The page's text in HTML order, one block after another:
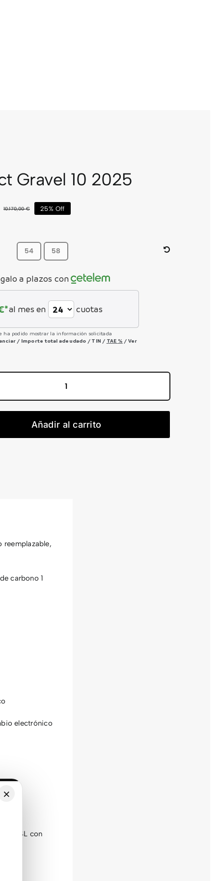
Gravel 10 2025
10.170,00€El
10.170,00 €.
El
7.627,50 €.
25% Off
54 58
a plazos con
al mes en cuotas
ha podido mostrar la información solicitada
/ Importe total adeudado / TIN / TAE % / Ver
10
Añadir al carrito
carbono 1
electrónico
SL con
×